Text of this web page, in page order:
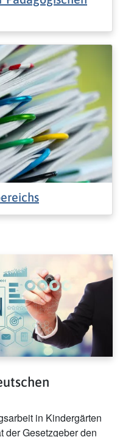
in Kindergärten
der Gesetzgeber den